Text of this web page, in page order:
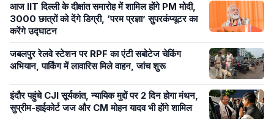
आज IIT दिल्ली के दीक्षांत समारोह में शामिल होंगे PM मोदी,
3000 छात्रों को देंगे डिग्री, ‘परम प्रज्ञा’ सुपरकंप्यूटर का
करेंगे उद्घाटन
जबलपुर रेलवे स्टेशन पर RPF का एंटी सबोटेज चेकिंग
अभियान, पार्किंग में लावारिस मिले वाहन, जांच शुरू
इंदौर पहुंचे CJI सूर्यकांत, न्यायिक मुद्दों पर 2 दिन होगा मंथन,
सुप्रीम-हाईकोर्ट जज और CM मोहन यादव भी होंगे शामिल